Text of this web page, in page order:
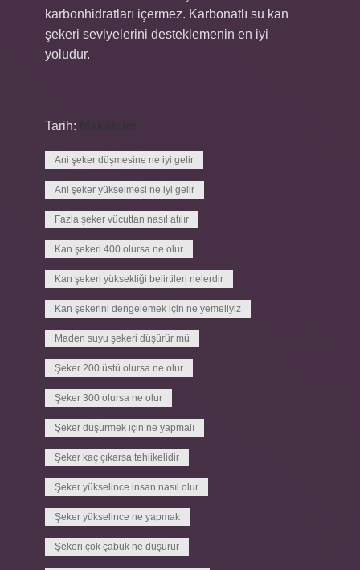
karbonhidratları içermez. Karbonatlı su kan
şekeri seviyelerini desteklemenin en iyi
yoludur.
Tarih:
Ani şeker düşmesine ne iyi gelir
Ani şeker yükselmesi ne iyi gelir
Fazla şeker vücuttan nasıl atılır
Kan şekeri 400 olursa ne olur
Kan şekeri yüksekliği belirtileri nelerdir
Kan şekerini dengelemek için ne yemeliyiz
Maden suyu şekeri düşürür mü
Şeker 200 üstü olursa ne olur
Şeker 300 olursa ne olur
Şeker düşürmek için ne yapmalı
Şeker kaç çıkarsa tehlikelidir
Şeker yükselince insan nasıl olur
Şeker yükselince ne yapmak
Şekeri çok çabuk ne düşürür